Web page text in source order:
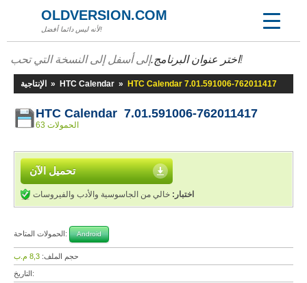
OLDVERSION.COM
لأنه ليس دائما أفضل!
اختر عنوان البرنامج.إلى أسفل إلى النسخة التي تحب!
الإنتاجية » HTC Calendar » HTC Calendar 7.01.591006-762011417
HTC Calendar 7.01.591006-762011417
63 الحمولات
تحميل الآن
اختبار: خالي من الجاسوسية والأدب والفيروسات
الحمولات المتاحة: Android
حجم الملف: 8,3 م.ب
التاريخ: